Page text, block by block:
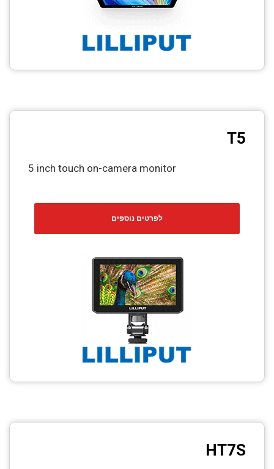
T5
5 inch touch on-camera monitor
לפרטים נוספים
HT7S